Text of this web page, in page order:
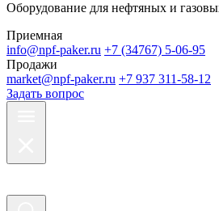
Оборудование для нефтяных и
Приемная
info@npf-paker.ru +7 (34767) 5-06-95
Продажи
market@npf-paker.ru +7 937 311-58-12
Задать вопрос